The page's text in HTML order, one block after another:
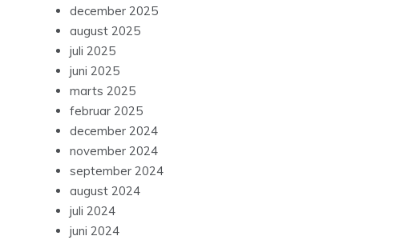
december 2025
august 2025
juli 2025
juni 2025
marts 2025
februar 2025
december 2024
november 2024
september 2024
august 2024
juli 2024
juni 2024